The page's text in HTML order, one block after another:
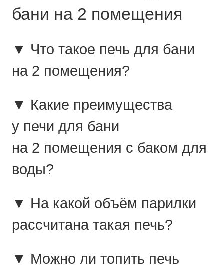
бани на 2 помещения
▼ Что такое печь для бани
на 2 помещения?
▼ Какие преимущества
у печи для бани
на 2 помещения с баком для
воды?
▼ На какой объём парилки
рассчитана такая печь?
▼ Можно ли топить печь